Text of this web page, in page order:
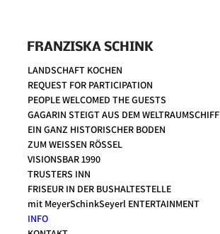
FRANZISKA SCHINK
LANDSCHAFT KOCHEN
REQUEST FOR PARTICIPATION
PEOPLE WELCOMED THE GUESTS
GAGARIN STEIGT AUS DEM WELTRAUMSCHIFF
EIN GANZ HISTORISCHER BODEN
ZUM WEISSEN RÖSSEL
VISIONSBAR 1990
TRUSTERS INN
FRISEUR IN DER BUSHALTESTELLE
mit MeyerSchinkSeyerl ENTERTAINMENT
INFO